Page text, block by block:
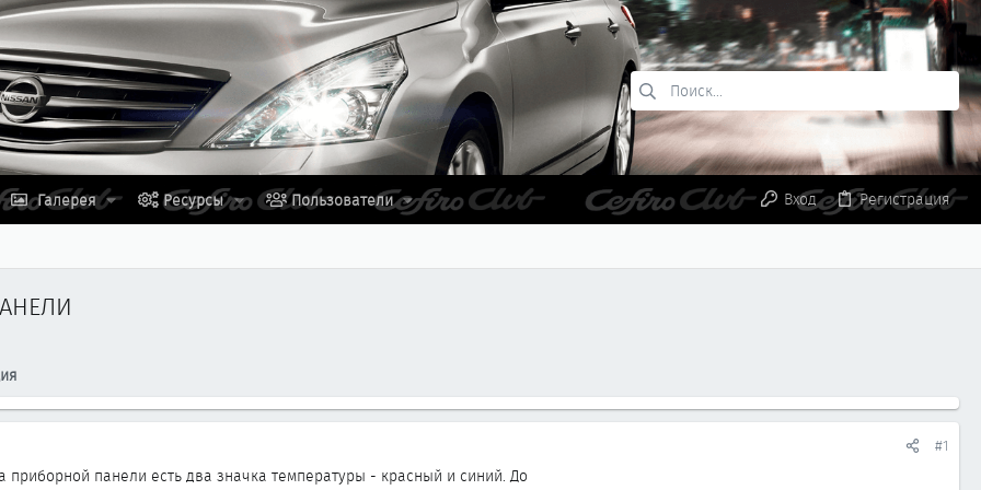
Галерея Ресурсы Пользователи Вход Регистрация
#1
приборной панели есть два значка температуры - красный и синий. До